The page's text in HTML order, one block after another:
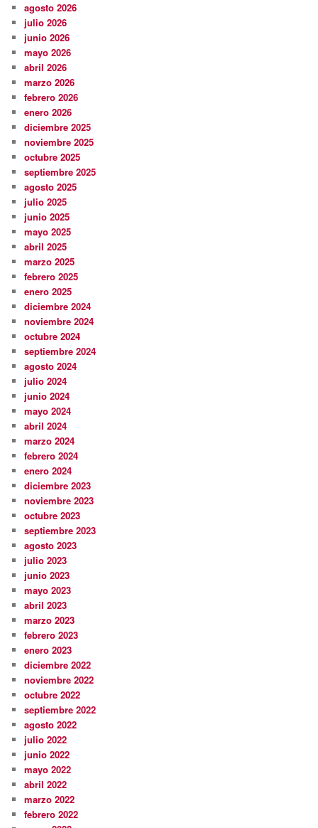
agosto 2026
julio 2026
junio 2026
mayo 2026
abril 2026
marzo 2026
febrero 2026
enero 2026
diciembre 2025
noviembre 2025
octubre 2025
septiembre 2025
agosto 2025
julio 2025
junio 2025
mayo 2025
abril 2025
marzo 2025
febrero 2025
enero 2025
diciembre 2024
noviembre 2024
octubre 2024
septiembre 2024
agosto 2024
julio 2024
junio 2024
mayo 2024
abril 2024
marzo 2024
febrero 2024
enero 2024
diciembre 2023
noviembre 2023
octubre 2023
septiembre 2023
agosto 2023
julio 2023
junio 2023
mayo 2023
abril 2023
marzo 2023
febrero 2023
enero 2023
diciembre 2022
noviembre 2022
octubre 2022
septiembre 2022
agosto 2022
julio 2022
junio 2022
mayo 2022
abril 2022
marzo 2022
febrero 2022